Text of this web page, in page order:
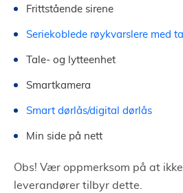
Frittstående sirene
Seriekoblede røykvarslere med
Tale- og lytteenhet
Smartkamera
Smart dørlås/digital dørlås
Min side på nett
Obs! Vær oppmerksom på at
leverandører tilbyr dette.